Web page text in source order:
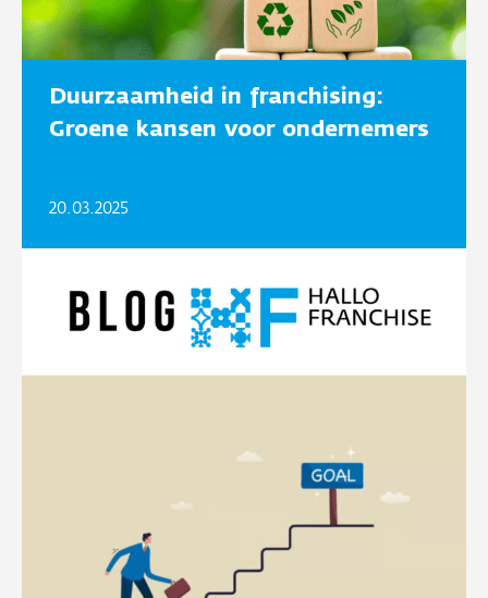
Duurzaamheid in franchising:
Groene kansen voor ondernemers
20.03.2025